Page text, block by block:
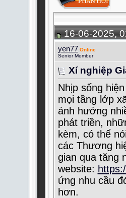
16-06-2025,
yen77 Online
Senior Member
Xí nghiệp
Nhịp sống
mọi tầng lớp
ảnh hưởng
phát triền,
kèm, có thể
các Thương
gian qua tăng
website:
ứng nhu cầu
hơn.